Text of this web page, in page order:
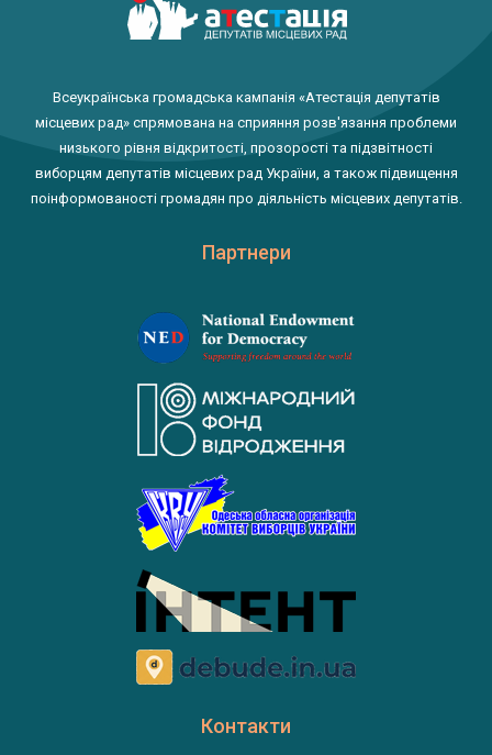
Всеукраїнська громадська кампанія «Атестація депутатів
місцевих рад» спрямована на сприяння розв'язання проблеми
низького рівня відкритості, прозорості та підзвітності
виборцям депутатів місцевих рад України, а також підвищення
поінформованості громадян про діяльність місцевих депутатів.
Партнери
Контакти